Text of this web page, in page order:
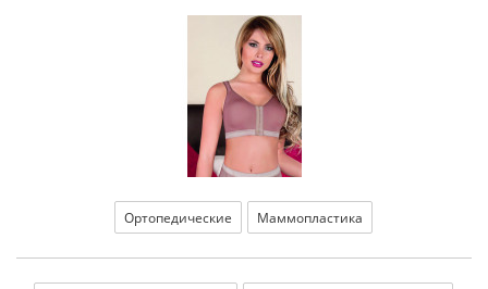
Ортопедические Маммопластика